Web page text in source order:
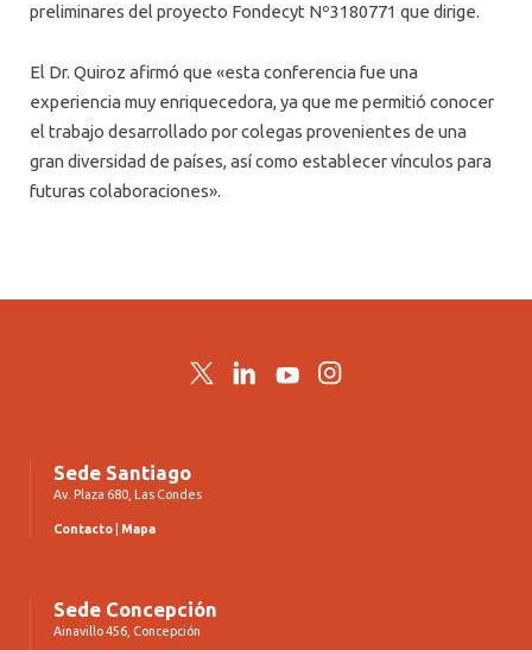
preliminares del proyecto Fondecyt Nº3180771 que dirige.
El Dr. Quiroz afirmó que «esta conferencia fue una
experiencia muy enriquecedora, ya que me permitió conocer
el trabajo desarrollado por colegas provenientes de una
gran diversidad de países, así como establecer vínculos para
futuras colaboraciones».
TwitterLinkedInYouTubeInstagram
Sede Santiago
Av. Plaza 680, Las Condes
Contacto Mapa
Sede Concepción
Ainavillo 456, Concepción